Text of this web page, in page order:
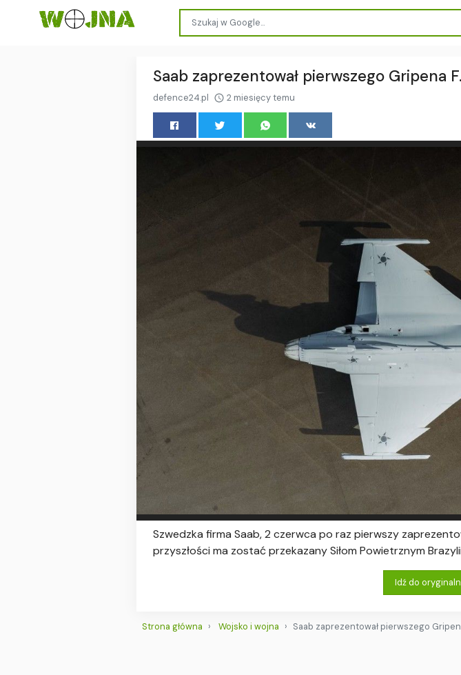
Saab zaprezentował pierwszego Gripena
defence24.pl 2 miesięcy temu
Szwedzka firma Saab, 2 czerwca po raz pierwszy
przyszłości ma zostać przekazany Siłom Powietrznym
Idź do
Strona główna Wojsko i wojna Saab zaprezentował pierwszego